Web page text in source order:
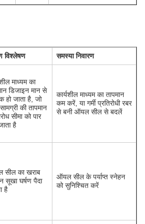
विश्लेषण समस्या निवारण
माध्यम का
डिजाइन मान से
हो जाता है, जो
की तापमान
सीमा को पार
है
कार्यशील माध्यम का तापमान
कम करें, या गर्मी प्रतिरोधी रबर
से बनी ऑयल सील से बदलें
सील का खराब
सूखा घर्षण पैदा
है
ऑयल सील के पर्याप्त स्नेहन
को सुनिश्चित करें